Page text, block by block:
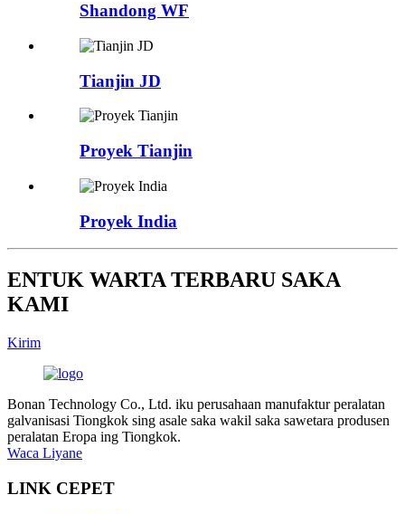
Shandong WF
Tianjin JD
Proyek Tianjin
Proyek India
ENTUK WARTA TERBARU SAKA
KAMI
Kirim
Bonan Technology Co., Ltd. iku perusahaan manufaktur peralatan
galvanisasi Tiongkok sing asale saka wakil saka sawetara produsen
peralatan Eropa ing Tiongkok.
Waca Liyane
LINK CEPET